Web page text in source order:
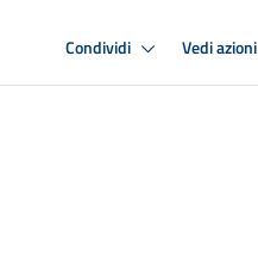
Condividi Vedi azioni